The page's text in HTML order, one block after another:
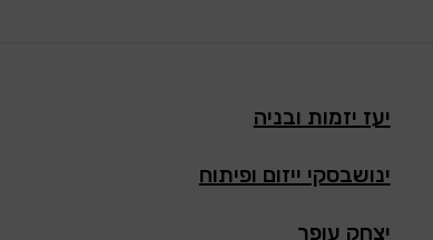
יעז יזמות ובניה
ינושבסקי ייזום ופיתוח
יצחק עופר